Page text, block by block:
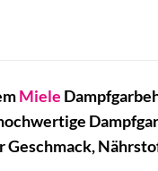
Miele
Geschmack,